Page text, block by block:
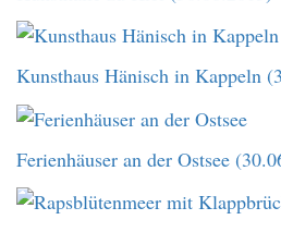
Kunsthaus Hänisch in Kappeln
Ferienhäuser an der Ostsee